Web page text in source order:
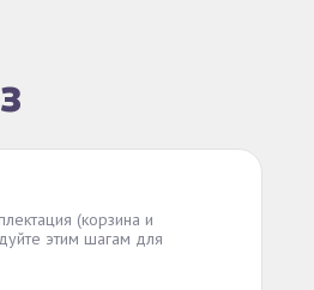
(корзина и
этим шагам для